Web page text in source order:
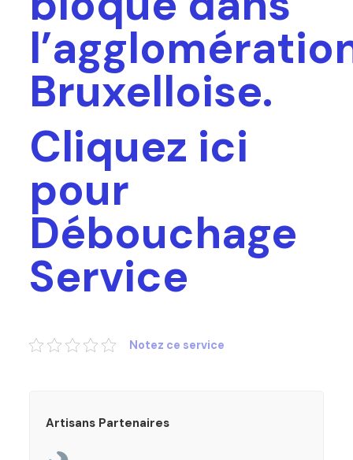
Bruxelloise.
Cliquez ici
pour
Débouchage
Service
Notez ce service
Artisans Partenaires